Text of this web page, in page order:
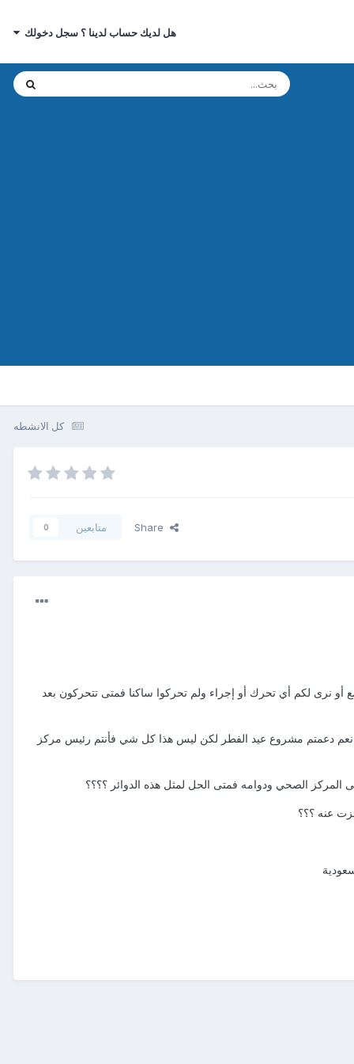
هل لديك حساب لدينا ؟ سجل دخولك
كل الانشطه
متابعين 0
نرى لكم أي تحرك أو إجراء ولم تحركوا ساكنا فمتى تتحركون بعد
نعم دعمتم مشروع عيد الفطر لكن ليس هذا كل شي فأنتم رئيس مركز
المركز الصحي ودوامه فمتى الحل لمثل هذه الدوائر ؟؟؟؟
عنه ؟؟؟